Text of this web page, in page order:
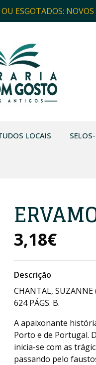
ESGOTADOS:
LOCAIS
3,18€
Descrição
CHANTAL, SUZANNE
624 PÁGS. B.
A apaixonante
Porto e de Portugal.
inicia-se com as
passando pelo